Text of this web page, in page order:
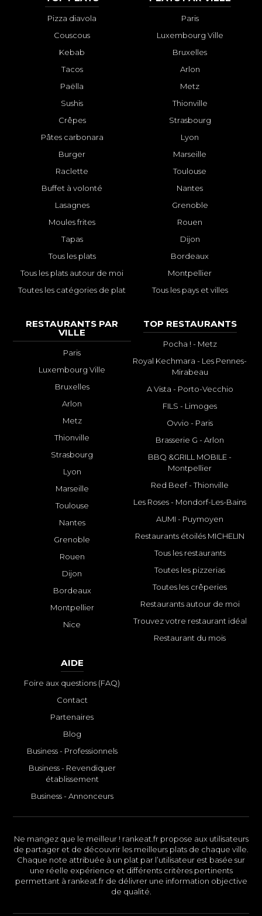
Pizza diavola
Couscous
Kebab
Tacos
Paëlla
Sushis
Crêpes
Pâtes carbonara
Burger
Raclette
Buffet à volonté
Lasagnes
Moules frites
Tapas
Tous les plats
Tous les plats autour de moi
Toutes les catégories de plat
Paris
Luxembourg Ville
Bruxelles
Arlon
Metz
Thionville
Strasbourg
Lyon
Marseille
Toulouse
Nantes
Grenoble
Rouen
Dijon
Bordeaux
Montpellier
Tous les pays et villes
RESTAURANTS PAR
VILLE
Paris
Luxembourg Ville
Bruxelles
Arlon
Metz
Thionville
Strasbourg
Lyon
Marseille
Toulouse
Nantes
Grenoble
Rouen
Dijon
Bordeaux
Montpellier
Nice
TOP RESTAURANTS
Pocha ! - Metz
Royal Kechmara - Les Pennes-
Mirabeau
A Vista - Porto-Vecchio
FILS - Limoges
Ovvio - Paris
Brasserie G - Arlon
BBQ &GRILL MOBILE -
Montpellier
Red Beef - Thionville
Les Roses - Mondorf-Les-Bains
AUMI - Puymoyen
Restaurants étoilés MICHELIN
Tous les restaurants
Toutes les pizzerias
Toutes les crêperies
Restaurants autour de moi
Trouvez votre restaurant idéal
Restaurant du mois
AIDE
Foire aux questions (FAQ)
Contact
Partenaires
Blog
Business - Professionnels
Business - Revendiquer
établissement
Business - Annonceurs
Ne mangez que le meilleur ! rankeat.fr propose aux utilisateurs
de partager et de découvrir les meilleurs plats de chaque ville.
Chaque note attribuée à un plat par l’utilisateur est basée sur
une réelle expérience et différents critères pertinents
permettant à rankeat.fr de délivrer une information objective
de qualité.